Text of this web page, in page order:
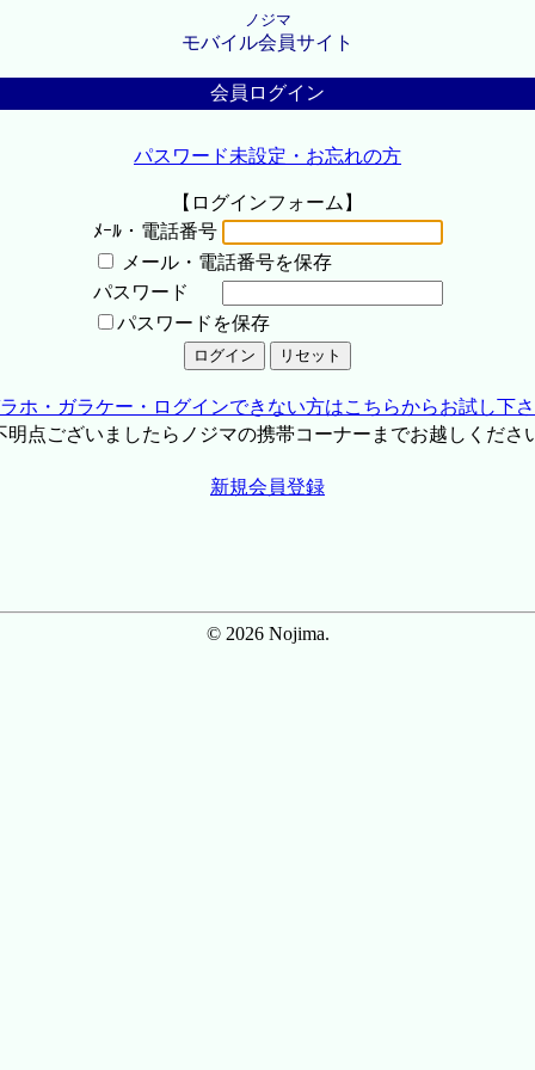
ノジマ
モバイル会員サイト
会員ログイン
パスワード未設定・お忘れの方
【ログインフォーム】
ﾒｰﾙ・電話番号
メール・電話番号を保存
パスワード
パスワードを保存
ホ・ガラケー・ログインできない方はこちらからお試し下
点ございましたらノジマの携帯コーナーまでお越しくださ
新規会員登録
© 2026 Nojima.